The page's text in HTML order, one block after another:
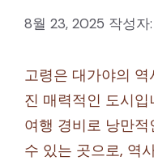
8월 23, 2025 작성자:
고령은 대가야의
진 매력적인 도시
여행 경비로 낭만적
수 있는 곳으로, 역